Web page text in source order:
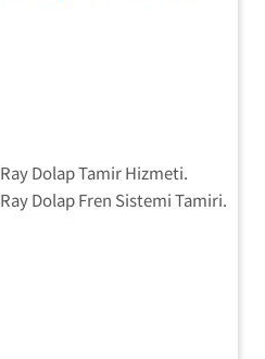
Ray Dolap Tamir Hizmeti.
Ray Dolap Fren Sistemi Tamiri.